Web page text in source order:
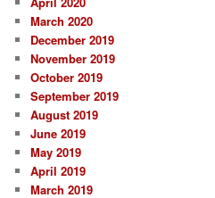
March 2020
December 2019
November 2019
October 2019
September 2019
August 2019
June 2019
May 2019
April 2019
March 2019